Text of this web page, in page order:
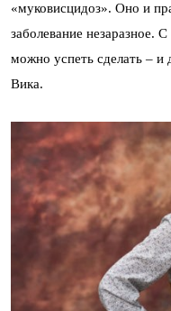
«муковисцидоз». Оно и
заболевание незаразное.
можно успеть сделать – и
Вика.